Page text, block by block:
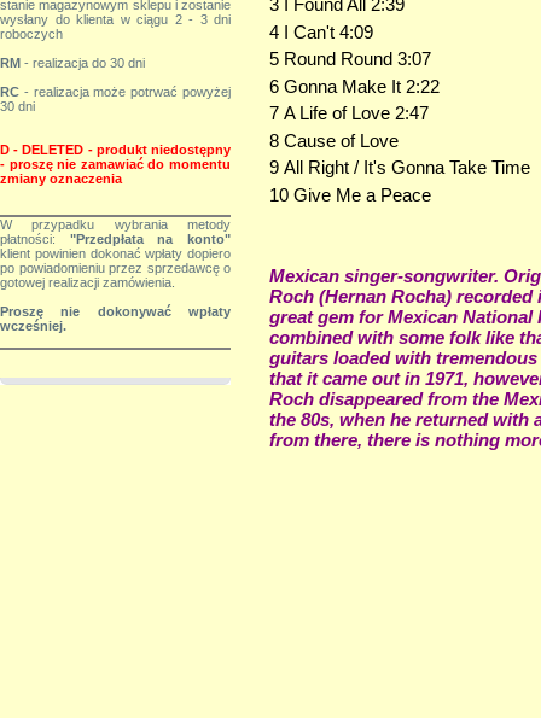
stanie magazynowym sklepu i zostanie
wysłany do klienta w ciągu 2 - 3 dni
roboczych
RM - realizacja do 30 dni
RC - realizacja może potrwać powyżej
30 dni
D - DELETED - produkt niedostępny
- proszę nie zamawiać do momentu
zmiany oznaczenia
W przypadku wybrania metody
płatności: "Przedpłata na konto"
klient powinien dokonać wpłaty dopiero
po powiadomieniu przez sprzedawcę o
gotowej realizacji zamówienia.
Proszę nie dokonywać wpłaty
wcześniej.
3 I Found All 2:39
4 I Can't 4:09
5 Round Round 3:07
6 Gonna Make It 2:22
7 A Life of Love 2:47
8 Cause of Love
9 All Right / It's Gonna Take Time
10 Give Me a Peace
Mexican singer-songwriter.
Roch (Hernan Rocha) recorded
great gem for Mexican
combined with some folk like
guitars loaded with
that it came out in 1971,
Roch disappeared from the
the 80s, when he returned with
from there, there is nothing